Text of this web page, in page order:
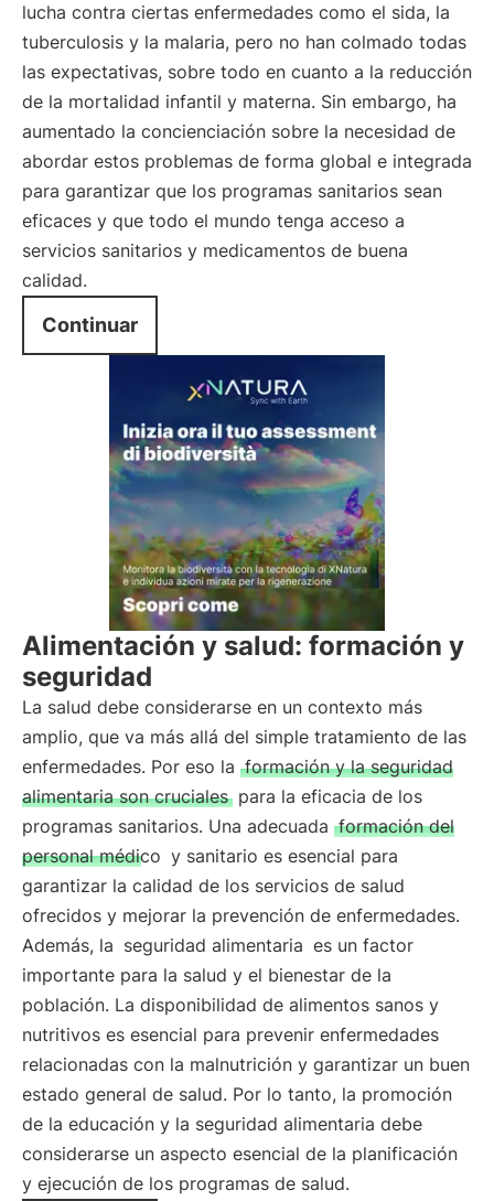
lucha contra ciertas enfermedades como el sida, la
tuberculosis y la malaria, pero no han colmado todas
las expectativas, sobre todo en cuanto a la reducción
de la mortalidad infantil y materna. Sin embargo, ha
aumentado la concienciación sobre la necesidad de
abordar estos problemas de forma global e integrada
para garantizar que los programas sanitarios sean
eficaces y que todo el mundo tenga acceso a
servicios sanitarios y medicamentos de buena
calidad.
Continuar
Alimentación y salud: formación y
seguridad
La salud debe considerarse en un contexto más
amplio, que va más allá del simple tratamiento de las
enfermedades. Por eso la formación y la seguridad
alimentaria son cruciales para la eficacia de los
programas sanitarios. Una adecuada formación del
personal médico y sanitario es esencial para
garantizar la calidad de los servicios de salud
ofrecidos y mejorar la prevención de enfermedades.
Además, la seguridad alimentaria es un factor
importante para la salud y el bienestar de la
población. La disponibilidad de alimentos sanos y
nutritivos es esencial para prevenir enfermedades
relacionadas con la malnutrición y garantizar un buen
estado general de salud. Por lo tanto, la promoción
de la educación y la seguridad alimentaria debe
considerarse un aspecto esencial de la planificación
y ejecución de los programas de salud.